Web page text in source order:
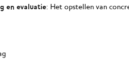
en evaluatie: Het opstellen van